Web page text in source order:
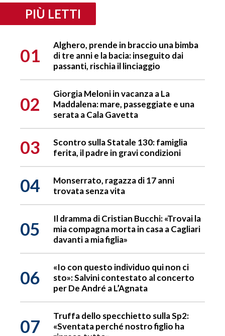
PIÙ LETTI
01
Alghero, prende in braccio una bimba
di tre anni e la bacia: inseguito dai
passanti, rischia il linciaggio
02
Giorgia Meloni in vacanza a La
Maddalena: mare, passeggiate e una
serata a Cala Gavetta
03
Scontro sulla Statale 130: famiglia
ferita, il padre in gravi condizioni
04
Monserrato, ragazza di 17 anni
trovata senza vita
05
Il dramma di Cristian Bucchi: «Trovai la
mia compagna morta in casa a Cagliari
davanti a mia figlia»
06
«Io con questo individuo qui non ci
sto»: Salvini contestato al concerto
per De André a L’Agnata
07
Truffa dello specchietto sulla Sp2:
«Sventata perché nostro figlio ha